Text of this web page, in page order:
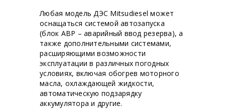
Любая модель ДЭС Mitsudiesel может
оснащаться системой автозапуска
(блок АВР – аварийный ввод резерва), а
также дополнительными системами,
расширяющими возможности
эксплуатации в различных погодных
условиях, включая обогрев моторного
масла, охлаждающей жидкости,
автоматическую подзарядку
аккумулятора и другие.